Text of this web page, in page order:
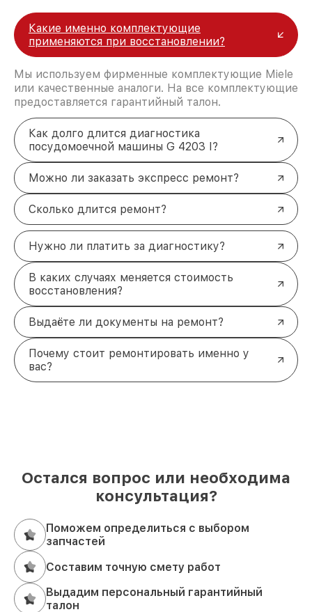
Какие именно комплектующие
применяются при восстановлении?
Мы используем фирменные комплектующие Miele
или качественные аналоги. На все комплектующие
предоставляется гарантийный талон.
Как долго длится диагностика
посудомоечной машины G 4203 I?
Можно ли заказать экспресс ремонт?
Сколько длится ремонт?
Нужно ли платить за диагностику?
В каких случаях меняется стоимость
восстановления?
Выдаёте ли документы на ремонт?
Почему стоит ремонтировать именно у
вас?
Остался вопрос или необходима
консультация?
Поможем определиться с выбором
запчастей
Составим точную смету работ
Выдадим персональный гарантийный
талон